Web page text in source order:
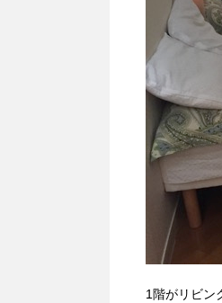
1階がリビン